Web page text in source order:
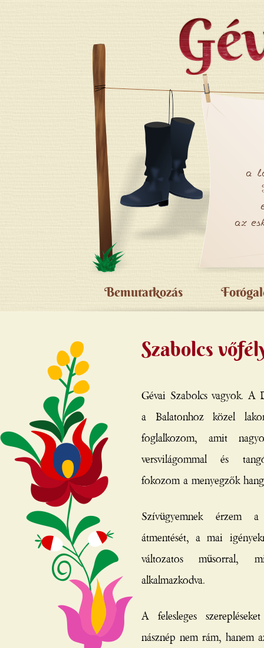
a
az
Bemutatkozás
Szabolcs
Gévai Szabolcs vagyok. A
a Balatonhoz közel
foglalkozom, amit
versvilágommal és
fokozom a menyegzők
Szívügyemnek érzem
átmentését, a mai
változatos műsorral,
alkalmazkodva.
A felesleges
násznép nem rám, hanem